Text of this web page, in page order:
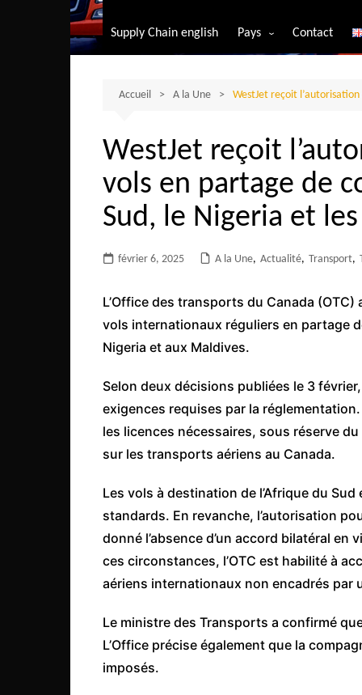
Transport
Transport routier
Supply Chain english Pays
Algérie
Bénin
Burkina-Faso
Burundi
Cameroun
Gabon
Guinée
Guinée Bissau
Ile Maurice
Kenya
Lesotho Fr
Contact
Accueil A la Une WestJet reçoit l’autorisation
WestJet reçoit
vols en partage de
Sud, le Nigeria et
février 6, 2025 A la Une, Actualité, Transport,
L’Office des transports du Canada
vols internationaux réguliers en partage
Nigeria et aux Maldives.
Selon deux décisions publiées le 3
exigences requises par la
les licences nécessaires, sous réserve
sur les transports aériens au Canada.
Les vols à destination de l’Afrique du
standards. En revanche, l’autorisation
donné l’absence d’un accord bilatéral
ces circonstances, l’OTC est habilité à
aériens internationaux non encadrés par
Le ministre des Transports a confirmé
L’Office précise également que la
imposés.